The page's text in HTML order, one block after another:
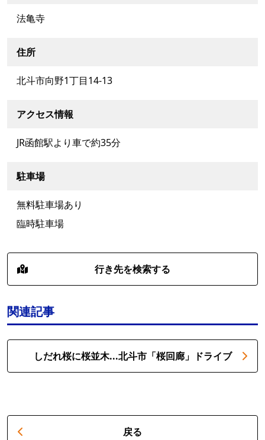
法亀寺
住所
北斗市向野1丁目14-13
アクセス情報
JR函館駅より車で約35分
駐車場
無料駐車場あり
臨時駐車場
行き先を検索する
関連記事
しだれ桜に桜並木...北斗市「桜回廊」ドライブ
戻る